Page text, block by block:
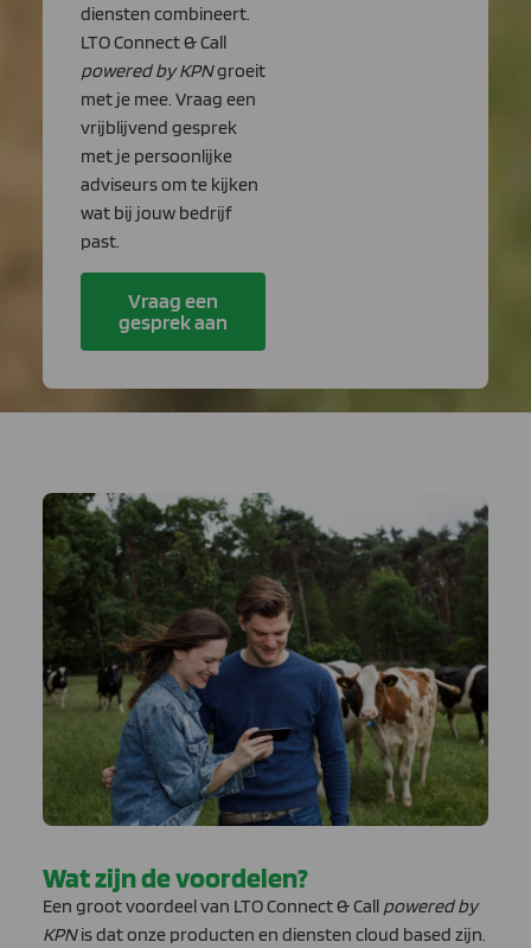
diensten combineert.
LTO Connect & Call
powered by KPNgroeit
met je mee. Vraag een
vrijblijvend gesprek
met je persoonlijke
adviseurs om te kijken
wat bij jouw bedrijf
past.
Vraag een
gesprek aan
Wat zijn de voordelen?
Een groot voordeel van LTO Connect & Call powered by
KPNis dat onze producten en diensten cloud based zijn.